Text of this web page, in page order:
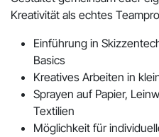
Kreativität als echtes
Einführung in
Basics
Kreatives Arbeiten in
Sprayen auf Papier,
Textilien
Möglichkeit für